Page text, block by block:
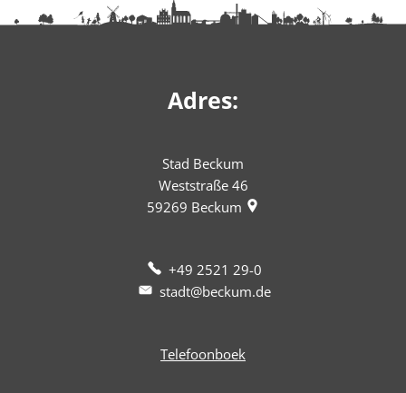
Adres:
Stad Beckum
Weststraße 46
59269 Beckum
+49 2521 29-0
stadt@beckum.de
Telefoonboek